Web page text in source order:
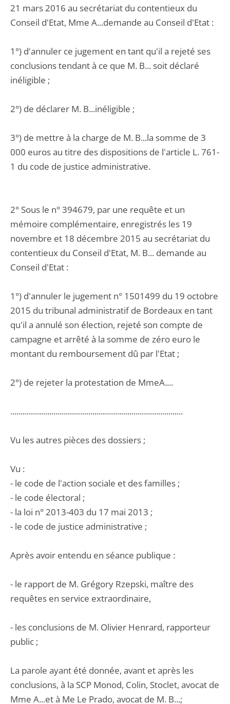
21 mars 2016 au secrétariat du contentieux du
Conseil d'Etat, Mme A...demande au Conseil d'Etat :
1°) d'annuler ce jugement en tant qu'il a rejeté ses
conclusions tendant à ce que M. B... soit déclaré
inéligible ;
2°) de déclarer M. B...inéligible ;
3°) de mettre à la charge de M. B...la somme de 3
000 euros au titre des dispositions de l'article L. 761-
1 du code de justice administrative.
2° Sous le n° 394679, par une requête et un
mémoire complémentaire, enregistrés les 19
novembre et 18 décembre 2015 au secrétariat du
contentieux du Conseil d'Etat, M. B... demande au
Conseil d'Etat :
1°) d'annuler le jugement n° 1501499 du 19 octobre
2015 du tribunal administratif de Bordeaux en tant
qu'il a annulé son élection, rejeté son compte de
campagne et arrêté à la somme de zéro euro le
montant du remboursement dû par l'Etat ;
2°) de rejeter la protestation de MmeA....
....................................................................................
Vu les autres pièces des dossiers ;
Vu :
- le code de l'action sociale et des familles ;
- le code électoral ;
- la loi n° 2013-403 du 17 mai 2013 ;
- le code de justice administrative ;
Après avoir entendu en séance publique :
- le rapport de M. Grégory Rzepski, maître des
requêtes en service extraordinaire,
- les conclusions de M. Olivier Henrard, rapporteur
public ;
La parole ayant été donnée, avant et après les
conclusions, à la SCP Monod, Colin, Stoclet, avocat de
Mme A...et à Me Le Prado, avocat de M. B...;